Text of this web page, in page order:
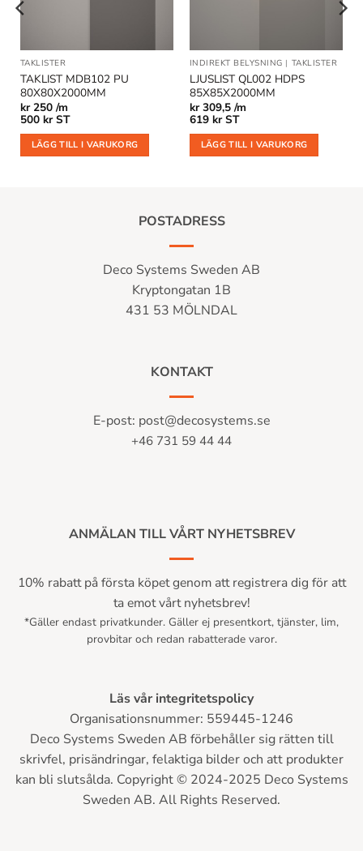
TAKLISTER
TAKLIST MDB102 PU
80X80X2000MM
kr250 /m
500 kr ST
LÄGG TILL I VARUKORG
INDIREKT BELYSNING | TAKLISTER
LJUSLIST QL002 HDPS
85X85X2000MM
kr309,5 /m
619 kr ST
LÄGG TILL I VARUKORG
POSTADRESS
Deco Systems Sweden AB
Kryptongatan 1B
431 53 MÖLNDAL
KONTAKT
E-post: post@decosystems.se
+46 731 59 44 44
ANMÄLAN TILL VÅRT NYHETSBREV
10% rabatt på första köpet genom att registrera dig för att
ta emot vårt nyhetsbrev!
*Gäller endast privatkunder. Gäller ej presentkort, tjänster, lim,
provbitar och redan rabatterade varor.
Läs vår integritetspolicy
Organisationsnummer: 559445-1246
Deco Systems Sweden AB förbehåller sig rätten till
skrivfel, prisändringar, felaktiga bilder och att produkter
kan bli slutsålda. Copyright © 2024-2025 Deco Systems
Sweden AB. All Rights Reserved.